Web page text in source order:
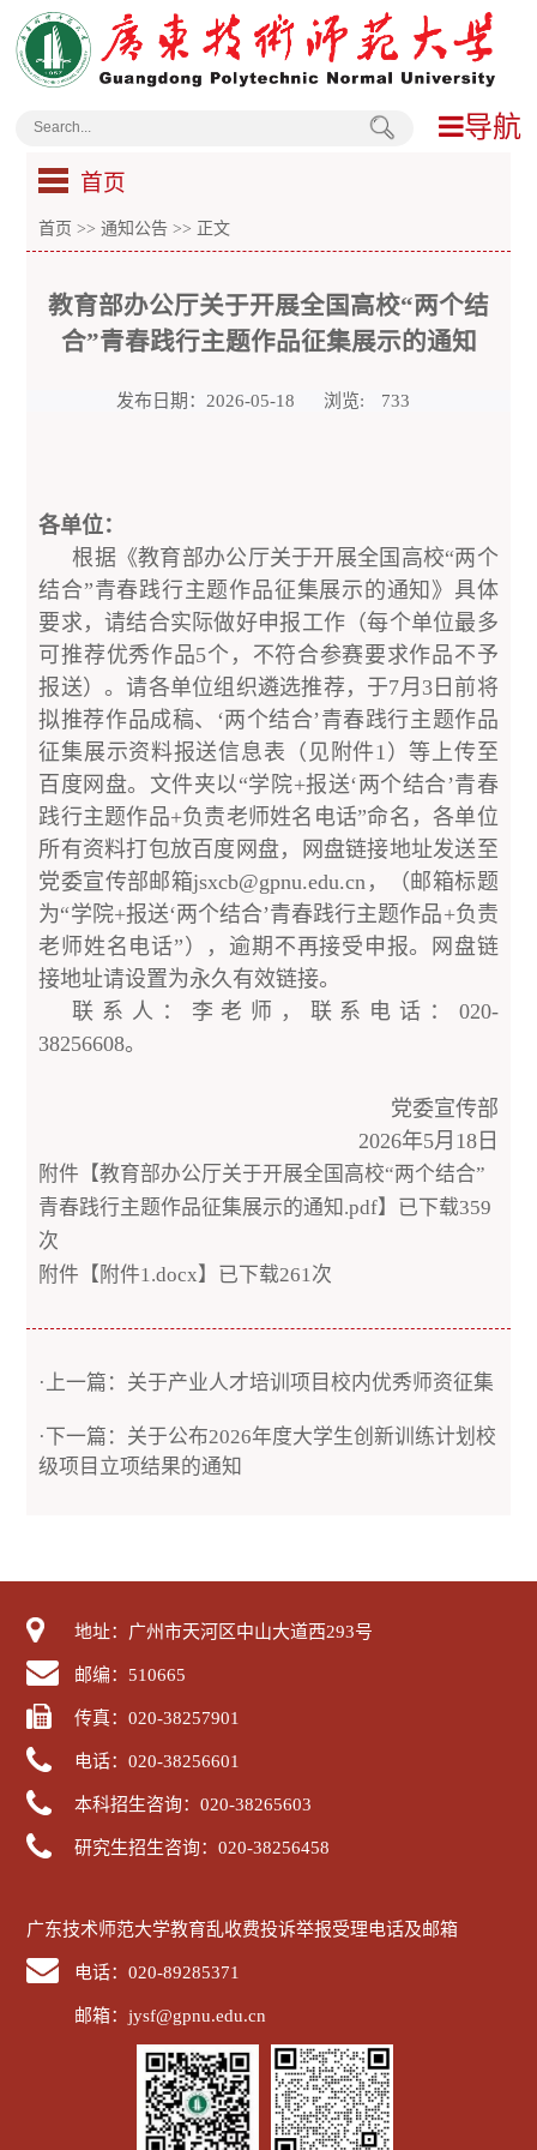
导航
首页
首页 >>通知公告 >> 正文
教育部办公厅关于开展全国高校“两个结
合”青春践行主题作品征集展示的通知
发布日期：2026-05-18 浏览: 733
各单位：
根据《教育部办公厅关于开展全国高校“两个
结合”青春践行主题作品征集展示的通知》具体
要求，请结合实际做好申报工作（每个单位最多
可推荐优秀作品5个，不符合参赛要求作品不予
报送）。请各单位组织遴选推荐，于7月3日前将
拟推荐作品成稿、 ‘两个结合’青春践行主题作品
征集展示资料报送信息表（见附件1）等上传至
百度网盘。文件夹以“学院+报送‘两个结合’青春
践行主题作品+负责老师姓名电话”命名，各单位
所有资料打包放百度网盘，网盘链接地址发送至
党委宣传部邮箱jsxcb@gpnu.edu.cn，（邮箱标题
为“学院+报送‘两个结合’青春践行主题作品+负责
老师姓名电话”），逾期不再接受申报。网盘链
接地址请设置为永久有效链接。
联系人：李老师，联系电话：020-
38256608。
党委宣传部
2026年5月18日
附件【教育部办公厅关于开展全国高校“两个结合”
青春践行主题作品征集展示的通知.pdf】已下载359
次
附件【 附件1.docx】已下载261 次
·上一篇：关于产业人才培训项目校内优秀师资征集
·下一篇：关于公布2026年度大学生创新训练计划校
级项目立项结果的通知
地址：广州市天河区中山大道西293号
邮编：510665
传真：020-38257901
电话：020-38256601
本科招生咨询：020-38265603
研究生招生咨询：020-38256458
广东技术师范大学教育乱收费投诉举报受理电话及邮箱
电话：020-89285371
邮箱：jysf@gpnu.edu.cn